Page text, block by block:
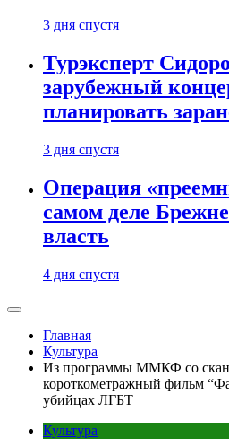
3 дня спустя
Турэксперт
зарубежный
планировать
3 дня спустя
Операция
самом деле
власть
4 дня спустя
Главная
Культура
Из программы ММКФ со
короткометражный фильм
убийцах ЛГБТ
Культура